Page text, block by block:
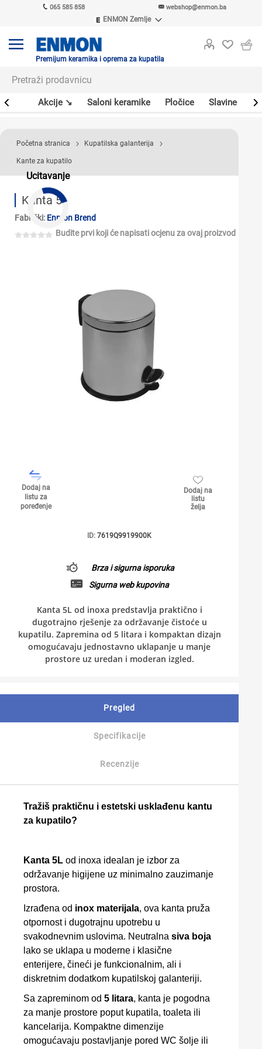
065 585 858 webshop@enmon.ba
ENMON Zemlje
ENMON MKD
Premijum keramika i oprema za kupatila
Akcije ↘ Saloni keramike Pločice Slavine
Ucitavanje
Početna stranica Kupatilska galanterija
Kante za kupatilo
Kanta 5l
Fabrički: Enmon Brend
Budite prvi koji će napisati ocjenu za ovaj proizvod
Dodaj na
listu za
poređenje
Dodaj na
listu
želja
ID: 7619Q9919900K
Brza i sigurna isporuka
Sigurna web kupovina
Kanta 5L od inoxa predstavlja praktično i
dugotrajno rješenje za održavanje čistoće u
kupatilu. Zapremina od 5 litara i kompaktan dizajn
omogućavaju jednostavno uklapanje u manje
prostore uz uredan i moderan izgled.
Pregled
Specifikacije
Recenzije
Tražiš praktičnu i estetski usklađenu kantu
za kupatilo?
Kanta 5L od inoxa idealan je izbor za
održavanje higijene uz minimalno zauzimanje
prostora.
Izrađena od inox materijala, ova kanta pruža
otpornost i dugotrajnu upotrebu u
svakodnevnim uslovima. Neutralna siva boja
lako se uklapa u moderne i klasične
enterijere, čineći je funkcionalnim, ali i
diskretnim dodatkom kupatilskoj galanteriji.
Sa zapreminom od 5 litara, kanta je pogodna
za manje prostore poput kupatila, toaleta ili
kancelarija. Kompaktne dimenzije
omogućavaju postavljanje pored WC šolje ili